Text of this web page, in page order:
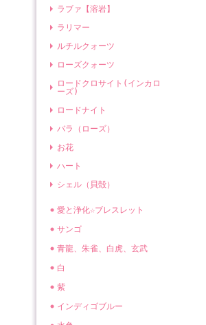
ラブァ【溶岩】
ラリマー
ルチルクォーツ
ローズクォーツ
ロードクロサイト(インカロ
ーズ)
ロードナイト
バラ（ローズ）
お花
ハート
シェル（貝殻）
愛と浄化☆ブレスレット
サンゴ
青龍、朱雀、白虎、玄武
白
紫
インディゴブルー